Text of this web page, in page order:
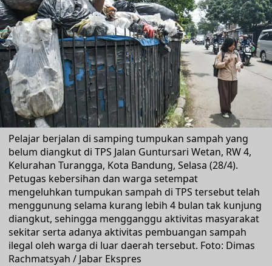
Pelajar berjalan di samping tumpukan sampah yang
belum diangkut di TPS Jalan Guntursari Wetan, RW 4,
Kelurahan Turangga, Kota Bandung, Selasa (28/4).
Petugas kebersihan dan warga setempat
mengeluhkan tumpukan sampah di TPS tersebut telah
menggunung selama kurang lebih 4 bulan tak kunjung
diangkut, sehingga mengganggu aktivitas masyarakat
sekitar serta adanya aktivitas pembuangan sampah
ilegal oleh warga di luar daerah tersebut. Foto: Dimas
Rachmatsyah / Jabar Ekspres